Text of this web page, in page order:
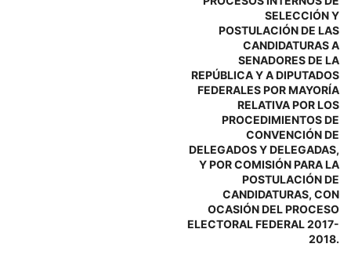
SELECCIÓN Y
POSTULACIÓN DE LAS
CANDIDATURAS A
SENADORES DE LA
REPÚBLICA Y A DIPUTADOS
FEDERALES POR MAYORÍA
RELATIVA POR LOS
PROCEDIMIENTOS DE
CONVENCIÓN DE
DELEGADOS Y DELEGADAS,
Y POR COMISIÓN PARA LA
POSTULACIÓN DE
CANDIDATURAS, CON
OCASIÓN DEL PROCESO
ELECTORAL FEDERAL 2017-
2018.